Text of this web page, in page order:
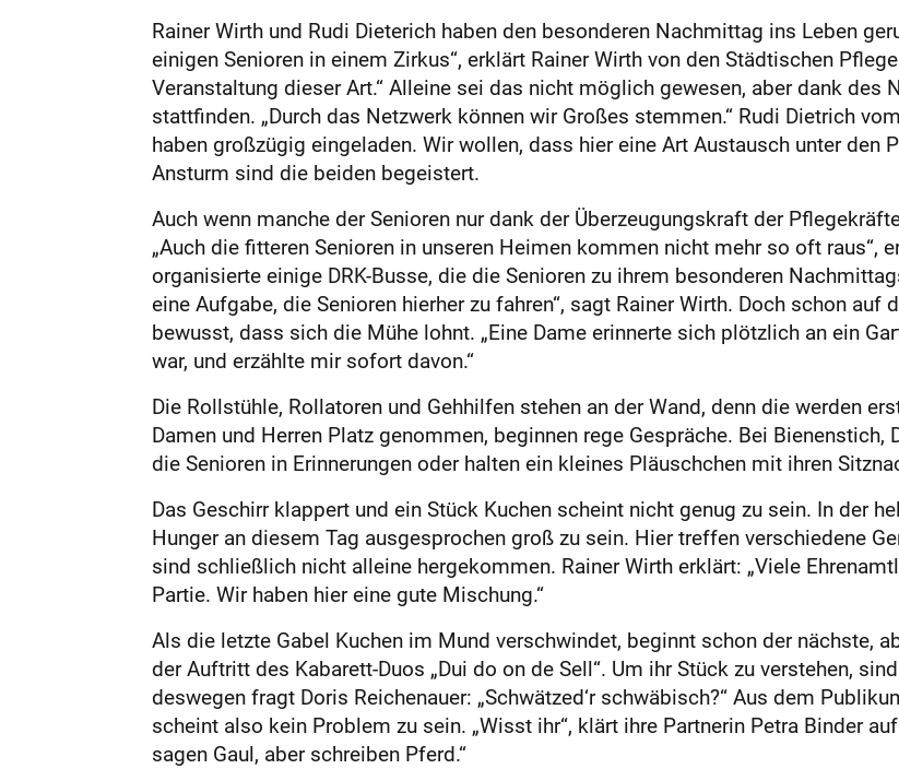
Rainer Wirth und Rudi Dieterich haben den besonderen Nachmittag ins Leben
einigen Senioren in einem Zirkus“, erklärt Rainer Wirth von den Städtischen
Veranstaltung dieser Art.“ Alleine sei das nicht möglich gewesen, aber dank des
stattfinden. „Durch das Netzwerk können wir Großes stemmen.“ Rudi Dietrich
haben großzügig eingeladen. Wir wollen, dass hier eine Art Austausch unter den
Ansturm sind die beiden begeistert.
Auch wenn manche der Senioren nur dank der Überzeugungskraft der
„Auch die fitteren Senioren in unseren Heimen kommen nicht mehr so oft raus“,
organisierte einige DRK-Busse, die die Senioren zu ihrem besonderen
eine Aufgabe, die Senioren hierher zu fahren“, sagt Rainer Wirth. Doch schon
bewusst, dass sich die Mühe lohnt. „Eine Dame erinnerte sich plötzlich an ein
war, und erzählte mir sofort davon.“
Die Rollstühle, Rollatoren und Gehhilfen stehen an der Wand, denn die werden
Damen und Herren Platz genommen, beginnen rege Gespräche. Bei
die Senioren in Erinnerungen oder halten ein kleines Pläuschchen mit ihren
Das Geschirr klappert und ein Stück Kuchen scheint nicht genug zu sein. In der
Hunger an diesem Tag ausgesprochen groß zu sein. Hier treffen verschiedene
sind schließlich nicht alleine hergekommen. Rainer Wirth erklärt: „Viele
Partie. Wir haben hier eine gute Mischung.“
Als die letzte Gabel Kuchen im Mund verschwindet, beginnt schon der nächste,
der Auftritt des Kabarett-Duos „Dui do on de Sell“. Um ihr Stück zu verstehen,
deswegen fragt Doris Reichenauer: „Schwätzed‘r schwäbisch?“ Aus dem
scheint also kein Problem zu sein. „Wisst ihr“, klärt ihre Partnerin Petra Binder
sagen Gaul, aber schreiben Pferd.“